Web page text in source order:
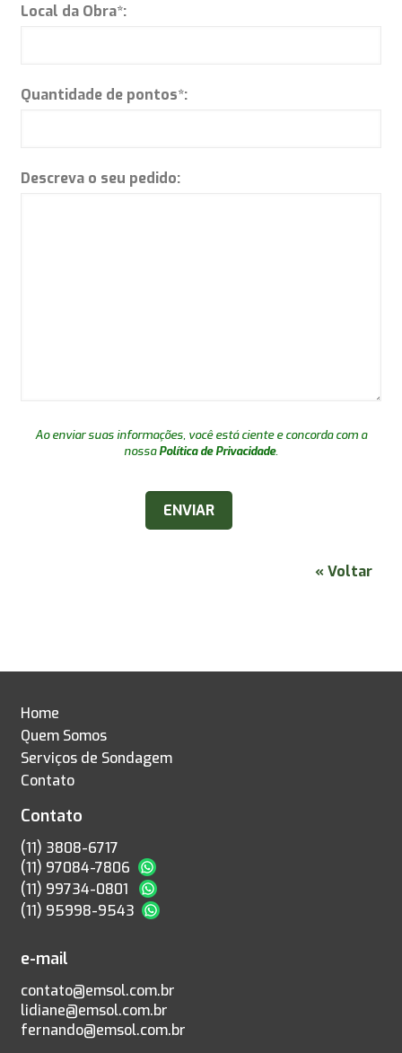
Local da Obra*:
Quantidade de pontos*:
Descreva o seu pedido:
Ao enviar suas informações, você está ciente e concorda com a
nossaPolítica de Privacidade.
« Voltar
Home
Quem Somos
Serviços de Sondagem
Contato
Contato
(11) 3808-6717
(11) 97084-7806
(11) 99734-0801
(11) 95998-9543
e-mail
contato@emsol.com.br
lidiane@emsol.com.br
fernando@emsol.com.br